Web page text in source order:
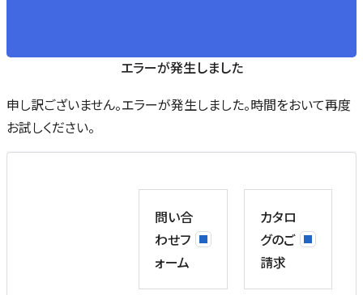
エラーが発生しました
申し訳ございません。エラーが発生しました。時間をおいて再度
お試しください。
問い合
わせフ
ォーム
カタロ
グのご
請求